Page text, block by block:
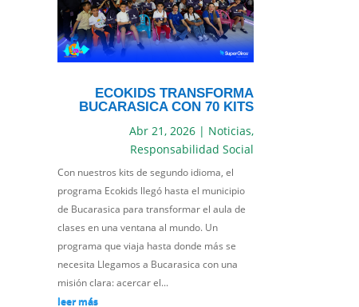
ECOKIDS TRANSFORMA
BUCARASICA CON 70 KITS
Abr 21, 2026| Noticias,
Responsabilidad Social
Con nuestros kits de segundo idioma, el
programa Ecokids llegó hasta el municipio
de Bucarasica para transformar el aula de
clases en una ventana al mundo. Un
programa que viaja hasta donde más se
necesita Llegamos a Bucarasica con una
misión clara: acercar el...
leer más